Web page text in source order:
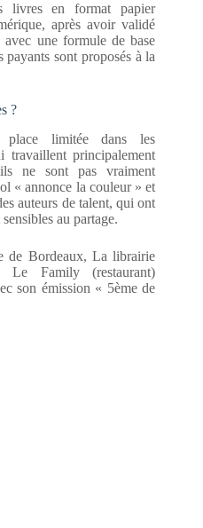
livres en format papier
après avoir validé
une formule de base
payants sont proposés à la
?
limitée dans les
travaillent principalement
ne sont pas vraiment
« annonce la couleur » et
auteurs de talent, qui ont
au partage.
de Bordeaux, La librairie
Le Family (restaurant)
son émission « 5ème de